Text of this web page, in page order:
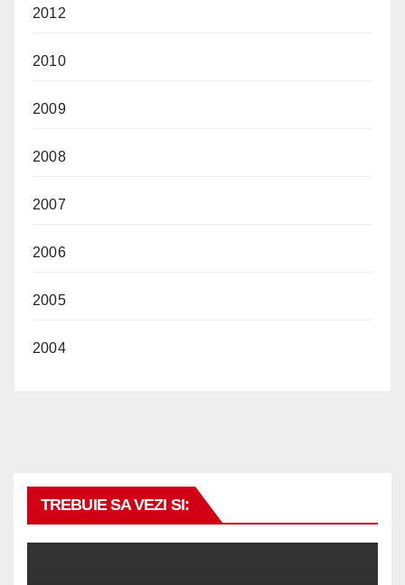
2012
2010
2009
2008
2007
2006
2005
2004
TREBUIE SA VEZI SI: